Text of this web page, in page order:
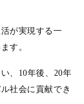
が実現する一
す。
、10年後、20年
社会に貢献でき